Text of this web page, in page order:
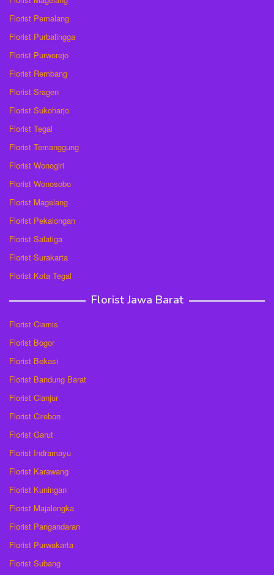
Florist Pemalang
Florist Purbalingga
Florist Purworejo
Florist Rembang
Florist Sragen
Florist Sukoharjo
Florist Tegal
Florist Temanggung
Florist Wonogiri
Florist Wonosobo
Florist Magelang
Florist Pekalongan
Florist Salatiga
Florist Surakarta
Florist Kota Tegal
Florist Jawa Barat
Florist Ciamis
Florist Bogor
Florist Bekasi
Florist Bandung Barat
Florist Cianjur
Florist Cirebon
Florist Garut
Florist Indramayu
Florist Karawang
Florist Kuningan
Florist Majalengka
Florist Pangandaran
Florist Purwakarta
Florist Subang